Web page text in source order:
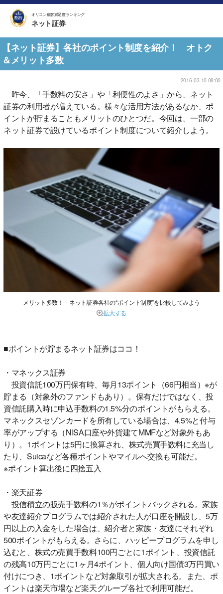
オリコン顧客満足度ランキング
ネット証券
【ネット証券】各社のポイント制度を紹介！ オトク
＆メリット多数
2016-03-10 08:00
昨今、「手数料の安さ」や「利便性のよさ」から、ネット
証券の利用者が増えている。様々な活用方法があるなか、ポ
イントが貯まることもメリットのひとつだ。今回は、一部の
ネット証券で設けているポイント制度について紹介しよう。
メリット多数！ ネット証券各社の“ポイント制度”を比較してみよう
拡大する
■ポイントが貯まるネット証券はココ！
・マネックス証券
投資信託100万円保有時、毎月13ポイント（66円相当）※が
貯まる（対象外のファンドもあり）。保有だけではなく、投
資信託購入時に申込手数料の1.5%分のポイントがもらえる。
マネックスセゾンカードを所有している場合は、4.5%と付与
率がアップする（NISA口座や外貨建てMMFなど対象外もあ
り）。1ポイントは5円に換算され、株式売買手数料に充当し
たり、Suicaなど各種ポイントやマイルへ交換も可能だ。
※ポイント算出後に四捨五入
・楽天証券
投信積立の販売手数料の1％がポイントバックされる。家族
や友達紹介プログラムでは紹介された人が口座を開設し、5万
円以上の入金をした場合は、紹介者と家族・友達にそれぞれ
500ポイントがもらえる。さらに、ハッピープログラムを申し
込むと、株式の売買手数料100円ごとに1ポイント、投資信託
の残高10万円ごとに1ヶ月4ポイント、個人向け国債3万円買い
付けにつき、1ポイントなど対象取引が拡大される。また、ポ
イントは楽天市場など楽天グループ各社で利用可能だ。